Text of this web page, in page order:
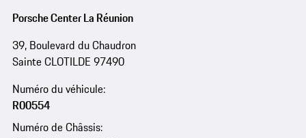
Porsche Center La Réunion
39, Boulevard du Chaudron
Sainte CLOTILDE 97490
Numéro du véhicule:
R00554
Numéro de Châssis: